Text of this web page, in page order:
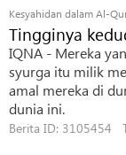
Kesyahidan dalam Al-
Tingginya
IQNA - Mereka
syurga itu milik
amal mereka di
dunia ini.
Berita ID: 3105454